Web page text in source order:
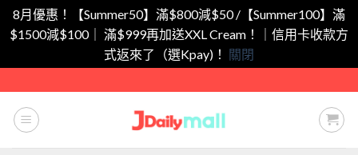
8月優惠！【Summer50】滿$800減$50 /【Summer100】滿
$1500減$100｜ 滿$999再加送XXL Cream！｜信用卡收款方
式返來了（選Kpay)！ 關閉
to
content